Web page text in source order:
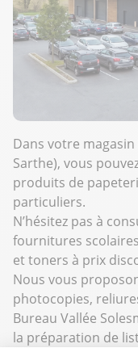
Dans votre magasin
Sarthe), vous
produits de
particuliers.
N’hésitez pas à
fournitures
et toners à prix
Nous vous
photocopies,
Bureau Vallée
la préparation de